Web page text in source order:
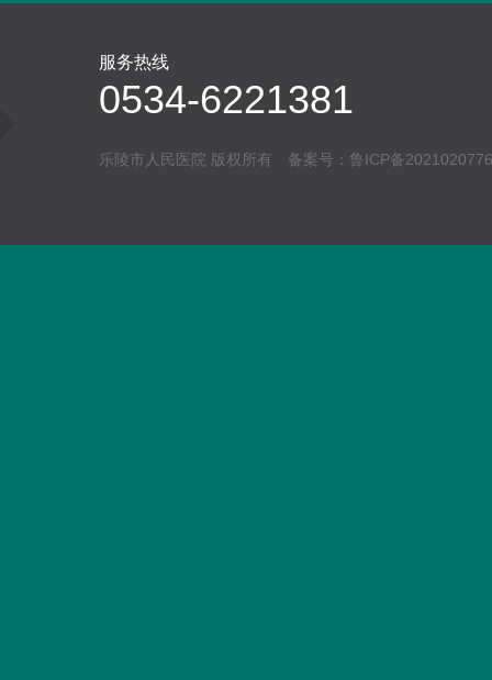
服务热线
0534-6221381
乐陵市人民医院 版权所有 备案号： 鲁ICP备